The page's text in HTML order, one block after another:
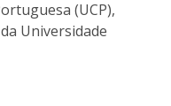
(UCP),
Universidade